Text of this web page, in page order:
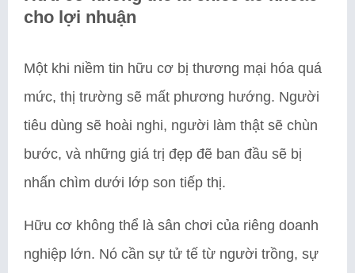
cho lợi nhuận
Một khi niềm tin hữu cơ bị thương mại hóa quá
mức, thị trường sẽ mất phương hướng. Người
tiêu dùng sẽ hoài nghi, người làm thật sẽ chùn
bước, và những giá trị đẹp đẽ ban đầu sẽ bị
nhấn chìm dưới lớp son tiếp thị.
Hữu cơ không thể là sân chơi của riêng doanh
nghiệp lớn. Nó cần sự tử tế từ người trồng, sự